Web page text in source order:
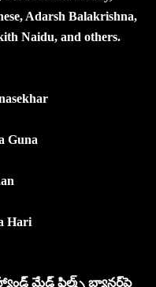
Adarsh Balakrishna,
Naidu, and others.
Guna
Hari
మేడ్ ఫిల్మ్స్ బ్యాన‌ర్‌పై